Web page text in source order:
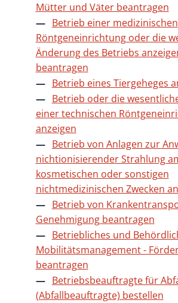
Mütter und Väter beantragen
Betrieb einer medizinischen
Röntgeneinrichtung oder die
Änderung des Betriebs
beantragen
Betrieb eines Tiergeheges
Betrieb oder die
einer technischen
anzeigen
Betrieb von Anlagen zur
nichtionisierender Strahlung
kosmetischen oder sonstigen
nichtmedizinischen Zwecken
Betrieb von
Genehmigung beantragen
Betriebliches und
Mobilitätsmanagement -
beantragen
Betriebsbeauftragte für
(Abfallbeauftragte) bestellen